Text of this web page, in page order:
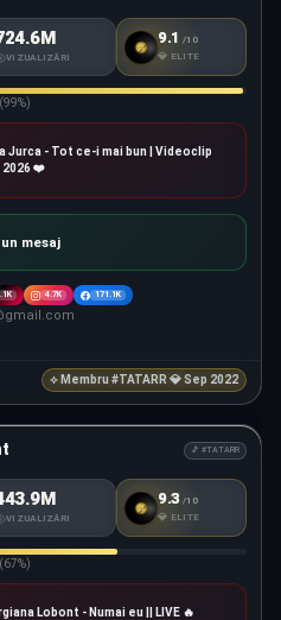
VIZUALIZĂRI
#TATARR 9.1 /10
💎 ELITE
Jurca - Tot ce-i mai bun | Videoclip
2026 ❤️
mesaj
4.7K 171.1K
⟡ Membru #TATARR 💎 Sep 2022
🎵 #TATARR
VIZUALIZĂRI
#TATARR 9.3 /10
💎 ELITE
Lobont - Numai eu || LIVE 🔥